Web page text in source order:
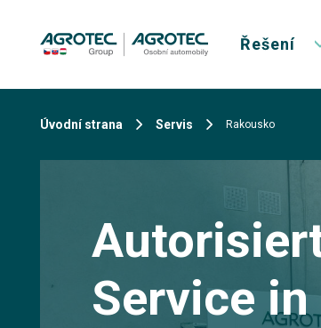
Řešení
Úvodní strana Servis Rakousko
Service